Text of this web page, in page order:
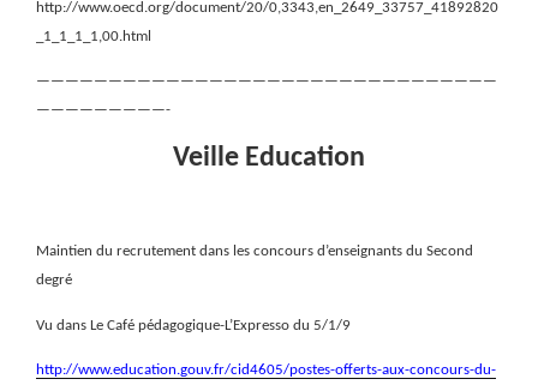
http://www.oecd.org/document/20/0,3343,en_2649_33757_41892820
_1_1_1_1,00.html
————————————————————————————————
—————————-
Veille Education
Maintien du recrutement dans les concours d’enseignants du Second
degré
Vu dans Le Café pédagogique-L’Expresso du 5/1/9
http://www.education.gouv.fr/cid4605/postes-offerts-aux-concours-du-